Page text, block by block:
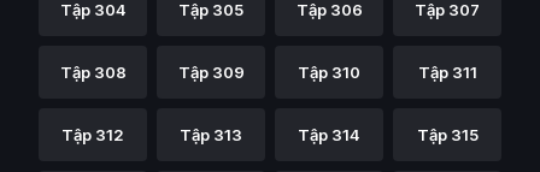
Tập 304 Tập 305 Tập 306 Tập 307
Tập 308 Tập 309 Tập 310 Tập 311
Tập 312 Tập 313 Tập 314 Tập 315